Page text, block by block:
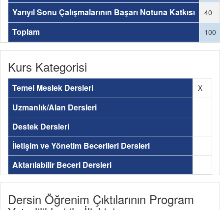
Yarıyıl Sonu Çalışmalarının Başarı Notuna Katkısı 40
Toplam 100
Kurs Kategorisi
Temel Meslek Dersleri X
Uzmanlık/Alan Dersleri
Destek Dersleri
İletişim ve Yönetim Becerileri Dersleri
Aktarılabilir Beceri Dersleri
Dersin Öğrenim Çıktılarının Program